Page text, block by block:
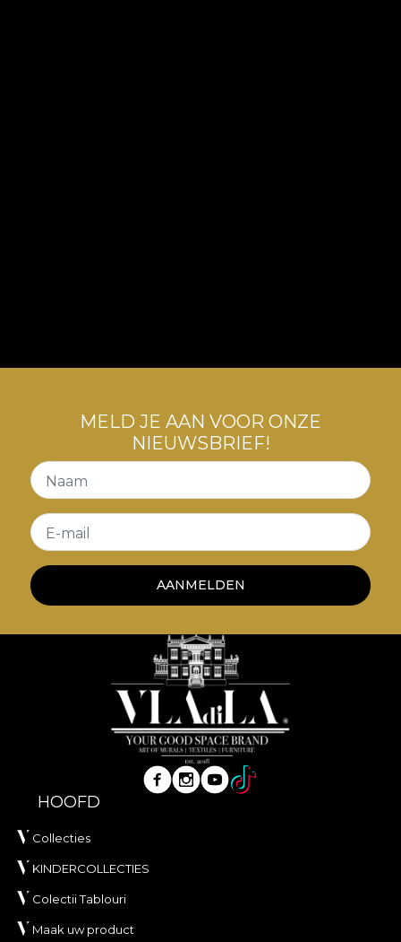
MELD JE AAN VOOR ONZE
NIEUWSBRIEF!
Naam
E-mail
AANMELDEN
HOOFD
Collecties
KINDERCOLLECTIES
Colectii Tablouri
Maak uw product